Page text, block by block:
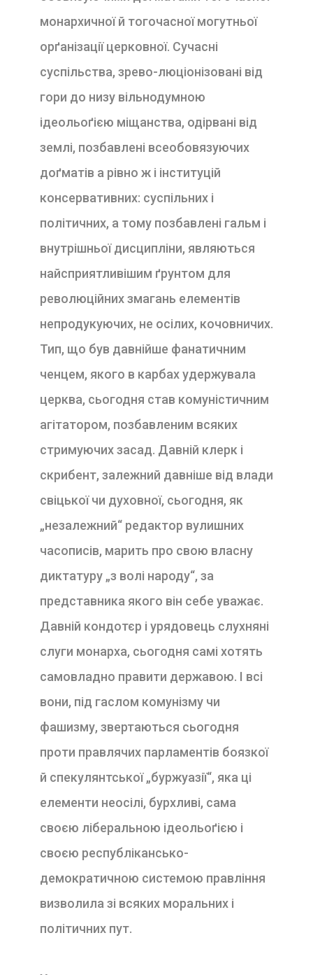
монархичної й тогочасної могутньої
орґанізації церковної. Сучасні
суспільства, зрево-люціонізовані від
гори до низу вільнодумною
ідеольоґією міщанства, одірвані від
землі, позбавлені всеобовязуючих
доґматів а рівно ж і інституцій
консервативних: суспільних і
політичних, а тому позбавлені гальм і
внутрішньої дисципліни, являються
найсприятливішим ґрунтом для
революційних змагань елементів
непродукуючих, не осілих, кочовничих.
Тип, що був давнійше фанатичним
ченцем, якого в карбах удержувала
церква, сьогодня став комуністичним
агітатором, позбавленим всяких
стримуючих засад. Давній клерк і
скрибент, залежний давніше від влади
свіцької чи духовної, сьогодня, як
„незалежний“ редактор вулишних
часописів, марить про свою власну
диктатуру „з волі народу“, за
представника якого він себе уважає.
Давній кондотєр і урядовець слухняні
слуги монарха, сьогодня самі хотять
самовладно правити державою. І всі
вони, під гаслом комунізму чи
фашизму, звертаються сьогодня
проти правлячих парламентів боязкої
й спекулянтської „буржуазії“, яка ці
елементи неосілі, бурхливі, сама
своєю ліберальною ідеольоґією і
своєю республікансько-
демократичною системою правління
визволила зі всяких моральних і
політичних пут.